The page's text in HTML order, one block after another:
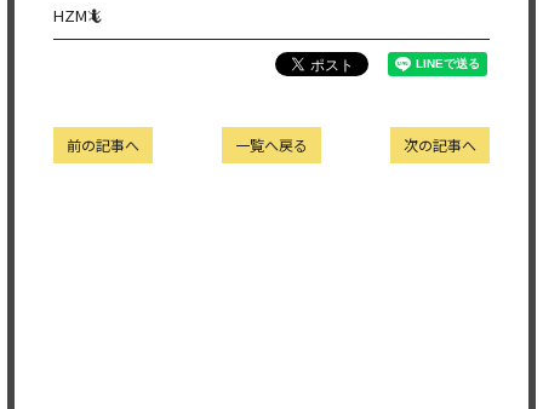
HZM🦎
次の記事へ
一覧へ戻る
前の記事へ